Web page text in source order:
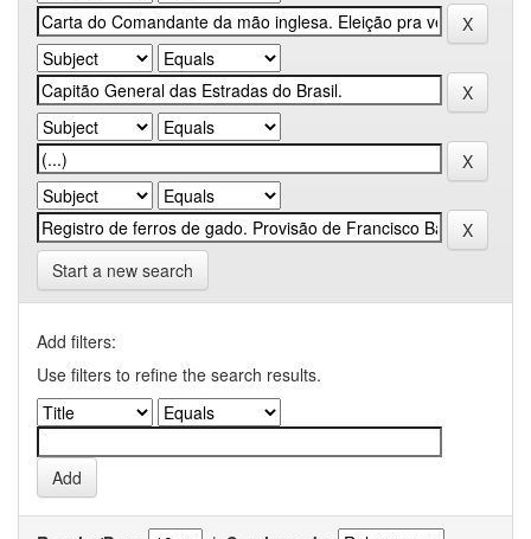
Start a new search
Add filters:
Use filters to refine the search results.